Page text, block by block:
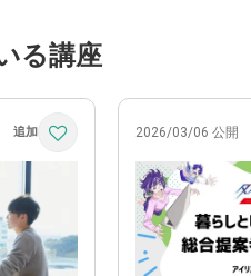
る講座
2026/03/06 公開